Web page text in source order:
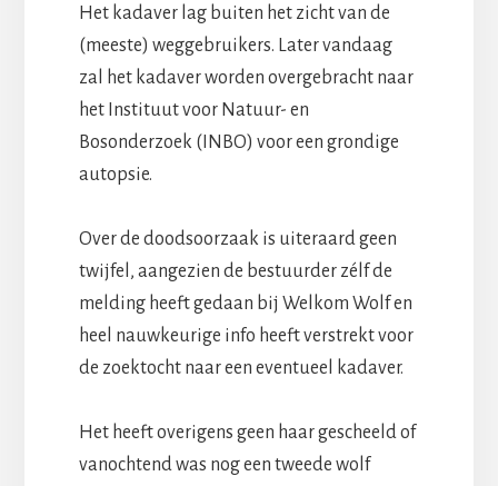
Het kadaver lag buiten het zicht van de
(meeste) weggebruikers. Later vandaag
zal het kadaver worden overgebracht naar
het Instituut voor Natuur- en
Bosonderzoek (INBO) voor een grondige
autopsie.
Over de doodsoorzaak is uiteraard geen
twijfel, aangezien de bestuurder zélf de
melding heeft gedaan bij Welkom Wolf en
heel nauwkeurige info heeft verstrekt voor
de zoektocht naar een eventueel kadaver.
Het heeft overigens geen haar gescheeld of
vanochtend was nog een tweede wolf